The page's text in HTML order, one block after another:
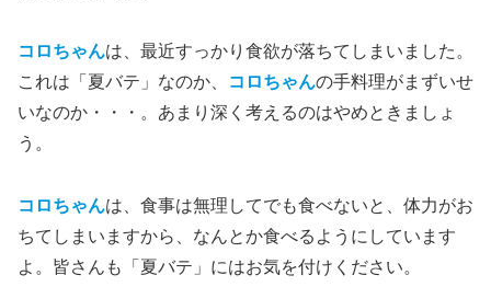
コロちゃんは、最近すっかり食欲が落ちてしまいました。
これは「夏バテ」なのか、
コロちゃんの手料理がまずいせ
いなのか・・・。あまり深く考えるのはやめときましょ
う。
コロちゃんは、食事は無理してでも食べないと、体力がお
ちてしまいますから、なんとか食べるようにしています
よ。皆さんも「夏バテ」にはお気を付けください。